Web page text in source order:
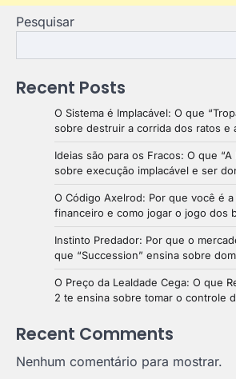
Pesquisar
Recent Posts
O Sistema é Implacável: O que
sobre destruir a corrida dos ratos e
Ideias são para os Fracos: O que “A
sobre execução implacável e ser
O Código Axelrod: Por que você é
financeiro e como jogar o jogo dos
Instinto Predador: Por que o
que “Succession” ensina sobre
O Preço da Lealdade Cega: O que
2 te ensina sobre tomar o controle
Recent Comments
Nenhum comentário para mostrar.